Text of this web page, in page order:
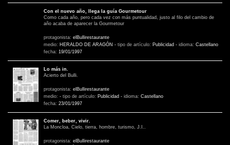
Con el nuevo año, llega la guía Gourmetour
Como cada año, pero cada vez con más puntualidad, justo al filo del cambio de
año acaba de aparecer la Gourmetour
protagonista: elBullirestaurante
medio: HERALDO DE ARAGÓN - tipo de artículo: Publicidad - idioma: Castellano
fecha: 19/01/1997
Lo más in.
Acierto del Bulli.
protagonista: elBullirestaurante
medio: - tipo de artículo: Publicidad - idioma: Castellano
fecha: 23/01/1997
Comer, beber, vivir.
La Moncloa, Cielo, tierra, hombre, turismo, J.I..
protagonista: elBullirestaurante